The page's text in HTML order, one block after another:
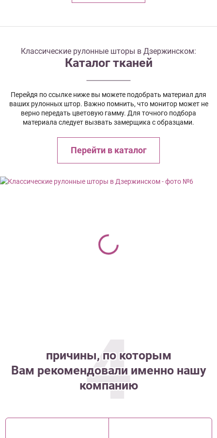
Классические рулонные шторы в Дзержинском:
Каталог тканей
Перейдя по ссылке ниже вы можете подобрать материал для
ваших рулонных штор. Важно помнить, что монитор может не
верно передать цветовую гамму. Для точного подбора
материала следует вызвать замерщика с образцами.
Перейти в каталог
4
причины, по которым
Вам рекомендовали именно нашу
компанию